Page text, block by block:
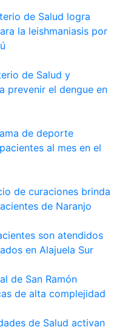
de Salud logra
la leishmaniasis por
de Salud y
prevenir el dengue en
de deporte
al mes en el
de curaciones brinda
de Naranjo
son atendidos
en Alajuela Sur
de San Ramón
de alta complejidad
de Salud activan